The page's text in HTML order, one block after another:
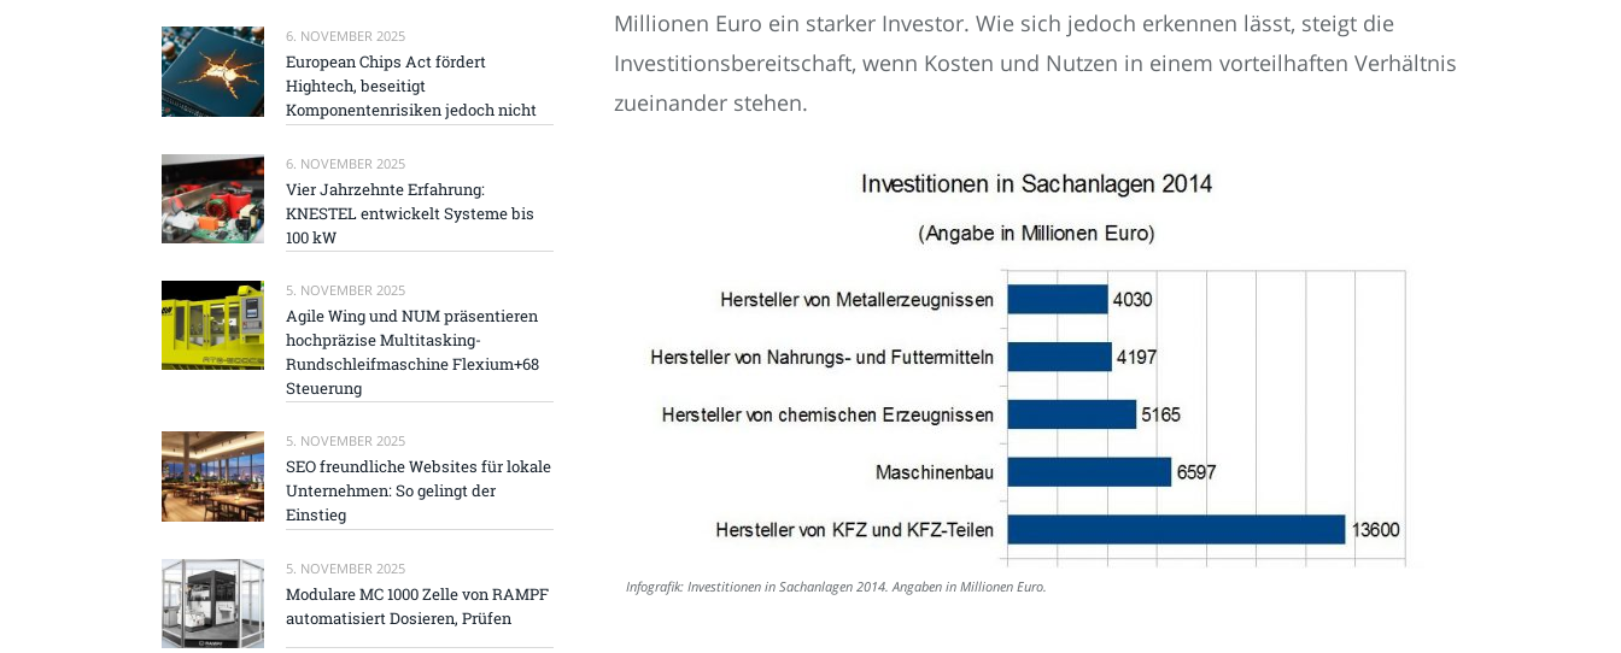
Millionen Euro ein starker Investor. Wie sich jedoch erkennen lässt, steigt die
Investitionsbereitschaft, wenn Kosten und Nutzen in einem vorteilhaften Verhältnis
zueinander stehen.
Infografik: Investitionen in Sachanlagen 2014. Angaben in Millionen Euro.
6. NOVEMBER 2025
European Chips Act fördert
Hightech, beseitigt
Komponentenrisiken jedoch nicht
6. NOVEMBER 2025
Vier Jahrzehnte Erfahrung:
KNESTEL entwickelt Systeme bis
100 kW
5. NOVEMBER 2025
Agile Wing und NUM präsentieren
hochpräzise Multitasking-
Rundschleifmaschine Flexium+68
Steuerung
5. NOVEMBER 2025
SEO freundliche Websites für lokale
Unternehmen: So gelingt der
Einstieg
5. NOVEMBER 2025
Modulare MC 1000 Zelle von RAMPF
automatisiert Dosieren, Prüfen